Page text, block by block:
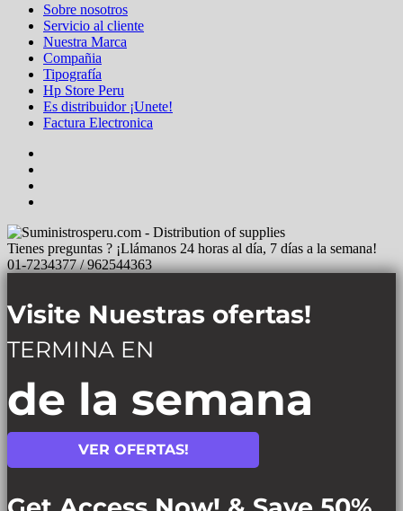
Sobre nosotros
Servicio al cliente
Nuestra Marca
Compañia
Tipografía
Hp Store Peru
Es distribuidor ¡Unete!
Factura Electronica
Tienes preguntas ? ¡Llámanos 24 horas al día, 7 días a la semana!
01-7234377 / 962544363
Visite Nuestras ofertas!
TERMINA EN
de la semana
VER OFERTAS!